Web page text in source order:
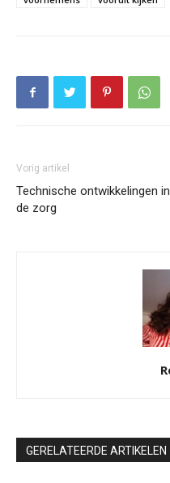
Vorig artikel
Technische ontwikkelingen in
de zorg
GERELATEERDE ARTIKELEN